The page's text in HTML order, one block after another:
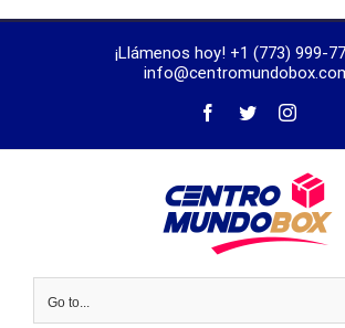
¡Llámenos hoy! +1 (773) 999-
Go to...